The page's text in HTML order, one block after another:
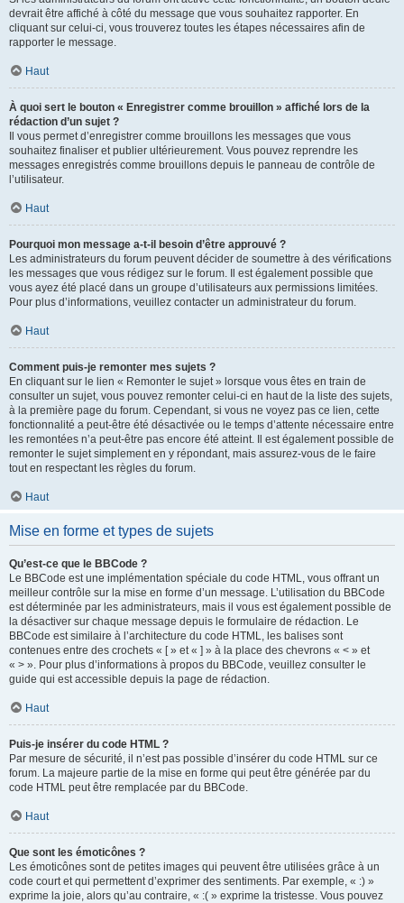
devrait être affiché à côté du message que vous souhaitez rapporter. En
cliquant sur celui-ci, vous trouverez toutes les étapes nécessaires afin de
rapporter le message.
Haut
À quoi sert le bouton « Enregistrer comme brouillon » affiché lors de la
rédaction d’un sujet ?
Il vous permet d’enregistrer comme brouillons les messages que vous
souhaitez finaliser et publier ultérieurement. Vous pouvez reprendre les
messages enregistrés comme brouillons depuis le panneau de contrôle de
l’utilisateur.
Haut
Pourquoi mon message a-t-il besoin d’être approuvé ?
Les administrateurs du forum peuvent décider de soumettre à des vérifications
les messages que vous rédigez sur le forum. Il est également possible que
vous ayez été placé dans un groupe d’utilisateurs aux permissions limitées.
Pour plus d’informations, veuillez contacter un administrateur du forum.
Haut
Comment puis-je remonter mes sujets ?
En cliquant sur le lien « Remonter le sujet » lorsque vous êtes en train de
consulter un sujet, vous pouvez remonter celui-ci en haut de la liste des sujets,
à la première page du forum. Cependant, si vous ne voyez pas ce lien, cette
fonctionnalité a peut-être été désactivée ou le temps d’attente nécessaire entre
les remontées n’a peut-être pas encore été atteint. Il est également possible de
remonter le sujet simplement en y répondant, mais assurez-vous de le faire
tout en respectant les règles du forum.
Haut
Mise en forme et types de sujets
Qu’est-ce que le BBCode ?
Le BBCode est une implémentation spéciale du code HTML, vous offrant un
meilleur contrôle sur la mise en forme d’un message. L’utilisation du BBCode
est déterminée par les administrateurs, mais il vous est également possible de
la désactiver sur chaque message depuis le formulaire de rédaction. Le
BBCode est similaire à l’architecture du code HTML, les balises sont
contenues entre des crochets « [ » et « ] » à la place des chevrons « < » et
« > ». Pour plus d’informations à propos du BBCode, veuillez consulter le
guide qui est accessible depuis la page de rédaction.
Haut
Puis-je insérer du code HTML ?
Par mesure de sécurité, il n’est pas possible d’insérer du code HTML sur ce
forum. La majeure partie de la mise en forme qui peut être générée par du
code HTML peut être remplacée par du BBCode.
Haut
Que sont les émoticônes ?
Les émoticônes sont de petites images qui peuvent être utilisées grâce à un
code court et qui permettent d’exprimer des sentiments. Par exemple, « :) »
exprime la joie, alors qu’au contraire, « :( » exprime la tristesse. Vous pouvez